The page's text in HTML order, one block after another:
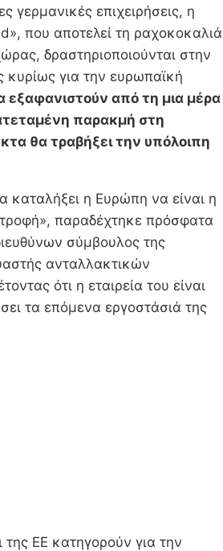
γερμανικές επιχειρήσεις, η
που αποτελεί τη ραχοκοκαλιά
δραστηριοποιούνται στην
κυρίως για την ευρωπαϊκή
εξαφανιστούν από τη μια μέρα
παρακμή στη
θα τραβήξει την υπόλοιπη
καταλήξει η Ευρώπη να είναι η
παραδέχτηκε πρόσφατα
σύμβουλος της
ανταλλακτικών
ότι η εταιρεία του είναι
τα επόμενα εργοστάσιά της
ΕΕ κατηγορούν για την